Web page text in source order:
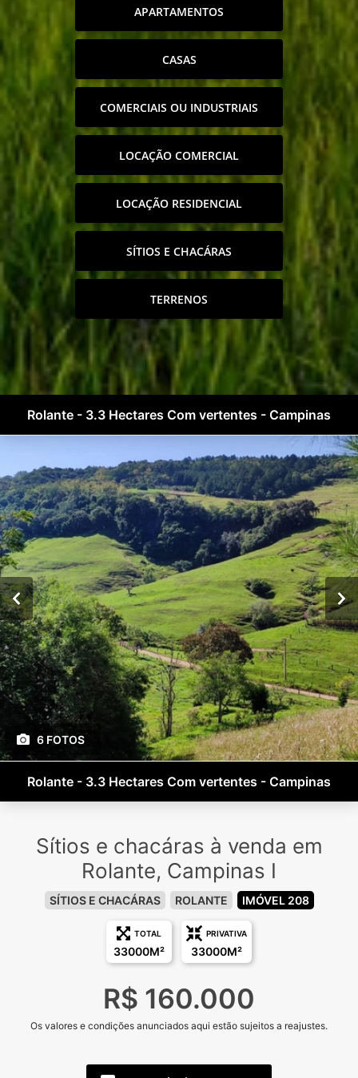
APARTAMENTOS
CASAS
COMERCIAIS OU INDUSTRIAIS
LOCAÇÃO COMERCIAL
LOCAÇÃO RESIDENCIAL
SÍTIOS E CHACÁRAS
TERRENOS
Rolante - 3.3 Hectares Com vertentes - Campinas
6 FOTOS
Rolante - 3.3 Hectares Com vertentes - Campinas
Sítios e chacáras à venda em
Rolante, Campinas I
SÍTIOS E CHACÁRAS ROLANTE IMÓVEL 208
TOTAL
33000M²
PRIVATIVA
33000M²
R$ 160.000
Os valores e condições anunciados aqui estão sujeitos a reajustes.